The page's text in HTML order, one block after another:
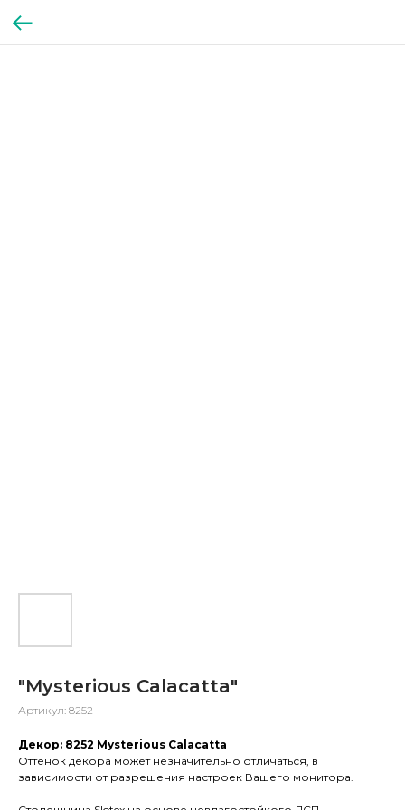
"Mysterious Calacatta"
Артикул: 8252
Декор: 8252 Mysterious Calacatta
Оттенок декора может незначительно отличаться, в
зависимости от разрешения настроек Вашего монитора.